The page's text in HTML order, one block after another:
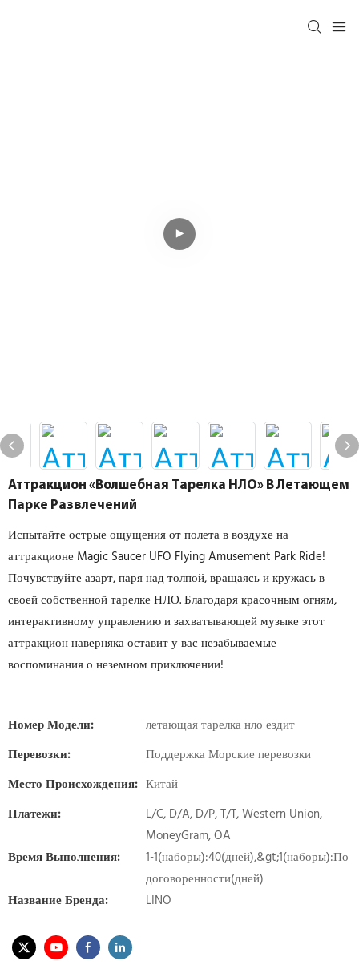
Аттракцион «Волшебная Тарелка НЛО» В Летающем
Парке Развлечений
Испытайте острые ощущения от полета в воздухе на
аттракционе Magic Saucer UFO Flying Amusement Park Ride!
Почувствуйте азарт, паря над толпой, вращаясь и кружась в
своей собственной тарелке НЛО. Благодаря красочным огням,
интерактивному управлению и захватывающей музыке этот
аттракцион наверняка оставит у вас незабываемые
воспоминания о неземном приключении!
Номер Модели:
летающая тарелка нло ездит
Перевозки:
Поддержка Морские перевозки
Место Происхождения: Китай
Платежи:
L/C, D/A, D/P, T/T, Western Union,
MoneyGram, OA
Время Выполнения:
1-1(наборы):40(дней),&gt;1(наборы):По
договоренности(дней)
Название Бренда:
LINO